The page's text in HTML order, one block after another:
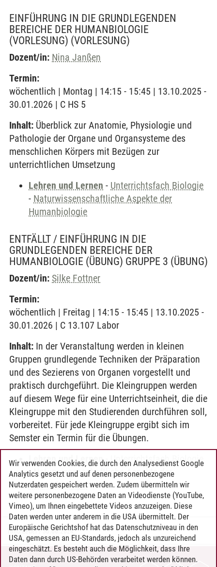
EINFÜHRUNG IN DIE GRUNDLEGENDEN
BEREICHE DER HUMANBIOLOGIE
(VORLESUNG) (VORLESUNG)
Dozent/in: Nina Janßen
Termin:
wöchentlich | Montag | 14:15 - 15:45 | 13.10.2025 -
30.01.2026 | C HS 5
Inhalt: Überblick zur Anatomie, Physiologie und
Pathologie der Organe und Organsysteme des
menschlichen Körpers mit Bezügen zur
unterrichtlichen Umsetzung
Lehren und Lernen - Unterrichtsfach Biologie
- Naturwissenschaftliche Aspekte der
Humanbiologie
ENTFÄLLT / EINFÜHRUNG IN DIE
GRUNDLEGENDEN BEREICHE DER
HUMANBIOLOGIE (ÜBUNG) GRUPPE 3 (ÜBUNG)
Dozent/in: Silke Fottner
Termin:
wöchentlich | Freitag | 14:15 - 15:45 | 13.10.2025 -
30.01.2026 | C 13.107 Labor
Inhalt: In der Veranstaltung werden in kleinen
Gruppen grundlegende Techniken der Präparation
und des Sezierens von Organen vorgestellt und
praktisch durchgeführt. Die Kleingruppen werden
auf diesem Wege für eine Unterrichtseinheit, die die
Kleingruppe mit den Studierenden durchführen soll,
vorbereitet. Für jede Kleingruppe ergibt sich im
Semster ein Termin für die Übungen.
Lehren und Lernen-Unterrichtsfach Biologie
-Naturwissenschaftliche Aspekte der
Humanbiologie
Timo Leder/30.06.2024
Wir verwenden Cookies, die durch den Analysedienst Google
Analytics gesetzt und auf denen personenbezogene
Nutzerdaten gespeichert werden. Zudem übermitteln wir
weitere personenbezogene Daten an Videodienste (YouTube,
Vimeo), um Ihnen eingebettete Videos anzuzeigen. Diese
Daten werden unter anderem in die USA übermittelt. Der
Europäische Gerichtshof hat das Datenschutzniveau in den
USA, gemessen an EU-Standards, jedoch als unzureichend
eingeschätzt. Es besteht auch die Möglichkeit, dass Ihre
Daten dann durch US-Behörden verarbeitet werden können.